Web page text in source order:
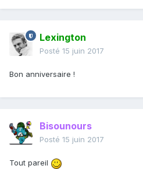
Lexington
Posté 15 juin 2017
Bon anniversaire !
Bisounours
Posté 15 juin 2017
Tout pareil